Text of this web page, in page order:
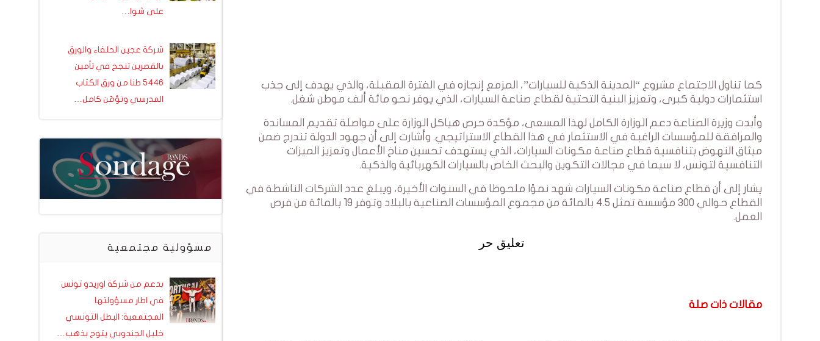
كما تناول الاجتماع مشروع “المدينة الذكية للسيارات”، المزمع إنجازه في الفترة المقبلة، والذي يهدف إلى جذب
استثمارات دولية كبرى، وتعزيز البنية التحتية لقطاع صناعة السيارات، الذي يوفر نحو مائة ألف موطن شغل.
وأبدت وزيرة الصناعة دعم الوزارة الكامل لهذا المسعى، مؤكدة حرص هياكل الوزارة على مواصلة تقديم المساندة
والمرافقة للمؤسسات الراغبة في الاستثمار في هذا القطاع الاستراتيجي. وأشارت إلى أن جهود الدولة تندرج ضمن
ميثاق النهوض بتنافسية قطاع صناعة مكونات السيارات، الذي يستهدف تحسين مناخ الأعمال وتعزيز الميزات
التنافسية لتونس، لا سيما في مجالات التكوين والبحث الخاص بالسيارات الكهربائية والذكية.
يشار إلى أن قطاع صناعة مكونات السيارات شهد نموًا ملحوظا في السنوات الأخيرة، ويبلغ عدد الشركات الناشطة في
القطاع حوالي 300 مؤسسة تمثل 4.5 بالمائة من مجموع المؤسسات الصناعية بالبلاد وتوفر 19 بالمائة من فرص
العمل.
تعليق حر
مقالات ذات صلة
على شوا…
شركة عجين الحلفاء والورق
بالقصرين تنجح في تأمين
5446 طنا من ورق الكتاب
المدرسي وتؤمّن كامل…
مسؤولية مجتمعية
بدعم من شركة اوريدو تونس
في اطار مسؤولتها
المجتمعية: البطل التونسي
خليل الجندوبي يتوج بذهب…